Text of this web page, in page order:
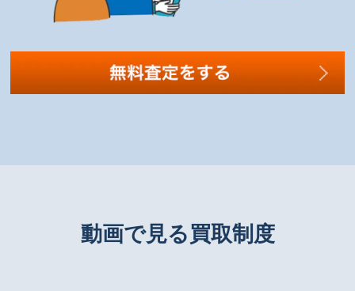
動画で見る買取制度